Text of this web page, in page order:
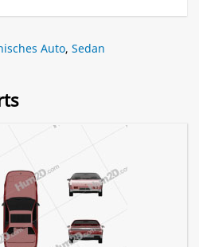
Auto, Sedan